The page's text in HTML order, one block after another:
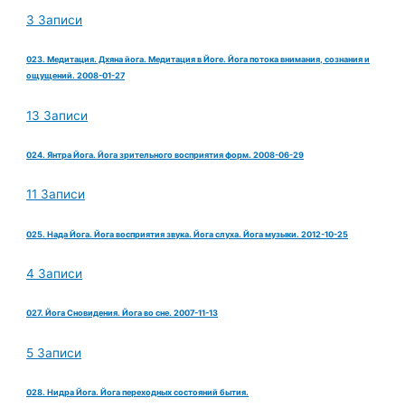
3 Записи
023. Медитация. Дхяна йога. Медитация в Йоге. Йога потока внимания, сознания и
ощущений. 2008-01-27
13 Записи
024. Янтра Йога. Йога зрительного восприятия форм. 2008-06-29
11 Записи
025. Нада Йога. Йога восприятия звука. Йога слуха. Йога музыки. 2012-10-25
4 Записи
027. Йога Сновидения. Йога во сне. 2007-11-13
5 Записи
028. Нидра Йога. Йога переходных состояний бытия.